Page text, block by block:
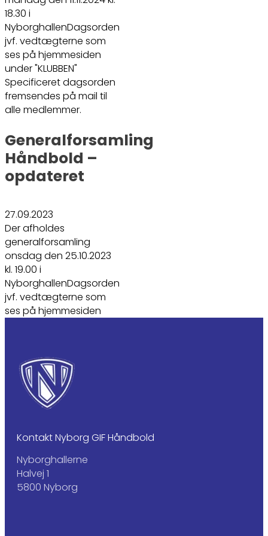
18.30 i
NyborghallenDagsorden
jvf. vedtægterne som
ses på hjemmesiden
under "KLUBBEN"
Specificeret dagsorden
fremsendes på mail til
alle medlemmer.
Generalforsamling
Håndbold –
opdateret
27.09.2023
Der afholdes
generalforsamling
onsdag den 25.10.2023
kl. 19.00 i
NyborghallenDagsorden
jvf. vedtægterne som
ses på hjemmesiden
Kontakt Nyborg GIF Håndbold
Nyborghallerne
Halvej 1
5800 Nyborg